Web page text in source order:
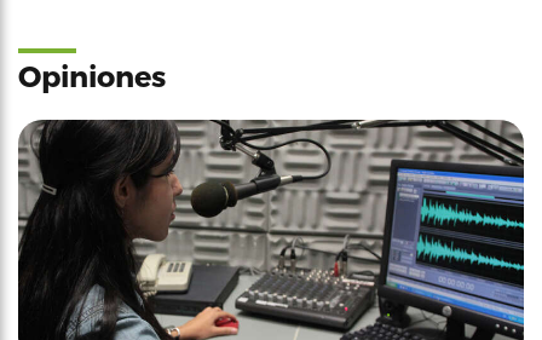
Opiniones